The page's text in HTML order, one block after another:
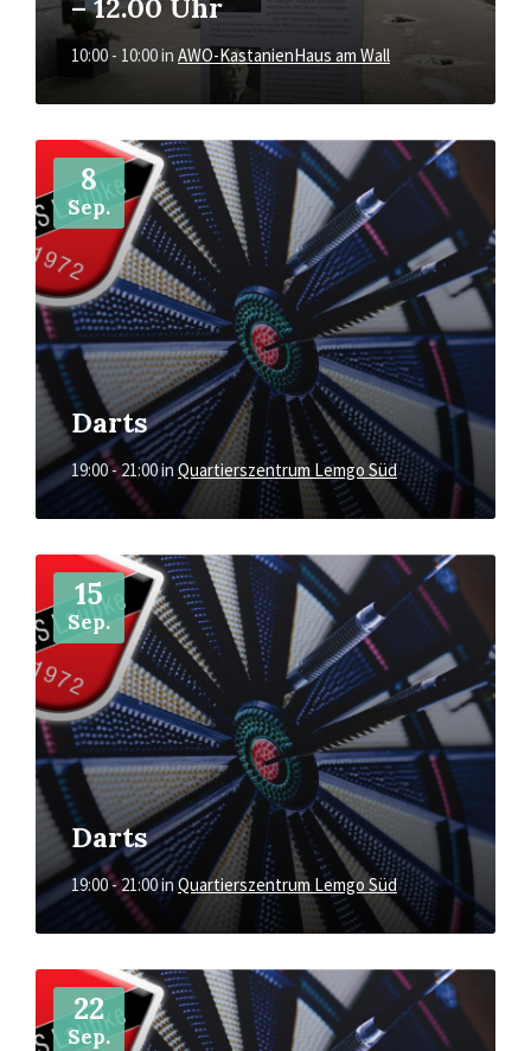
– 12.00 Uhr
10:00 - 10:00in AWO-KastanienHaus am Wall
8
Sep.
Darts
19:00 - 21:00inQuartierszentrum Lemgo Süd
Mehr
15
Sep.
Darts
19:00 - 21:00inQuartierszentrum Lemgo Süd
Mehr
22
Sep.
Mehr